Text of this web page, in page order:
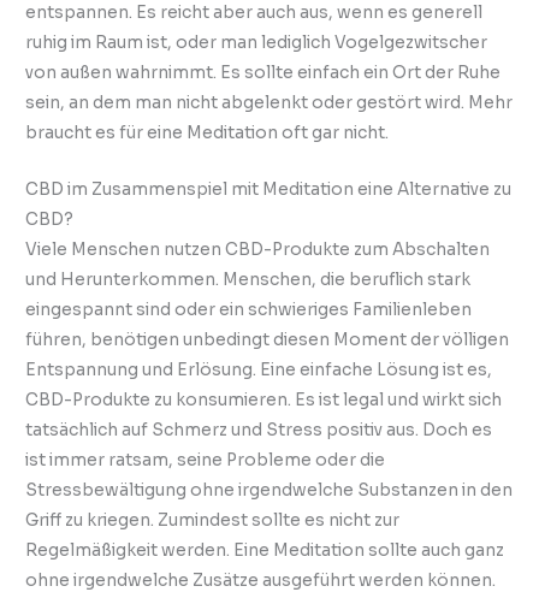
entspannen. Es reicht aber auch aus, wenn es generell
ruhig im Raum ist, oder man lediglich Vogelgezwitscher
von außen wahrnimmt. Es sollte einfach ein Ort der Ruhe
sein, an dem man nicht abgelenkt oder gestört wird. Mehr
braucht es für eine Meditation oft gar nicht.
CBD im Zusammenspiel mit Meditation eine Alternative zu
CBD?
Viele Menschen nutzen CBD-Produkte zum Abschalten
und Herunterkommen. Menschen, die beruflich stark
eingespannt sind oder ein schwieriges Familienleben
führen, benötigen unbedingt diesen Moment der völligen
Entspannung und Erlösung. Eine einfache Lösung ist es,
CBD-Produkte zu konsumieren. Es ist legal und wirkt sich
tatsächlich auf Schmerz und Stress positiv aus. Doch es
ist immer ratsam, seine Probleme oder die
Stressbewältigung ohne irgendwelche Substanzen in den
Griff zu kriegen. Zumindest sollte es nicht zur
Regelmäßigkeit werden. Eine Meditation sollte auch ganz
ohne irgendwelche Zusätze ausgeführt werden können.